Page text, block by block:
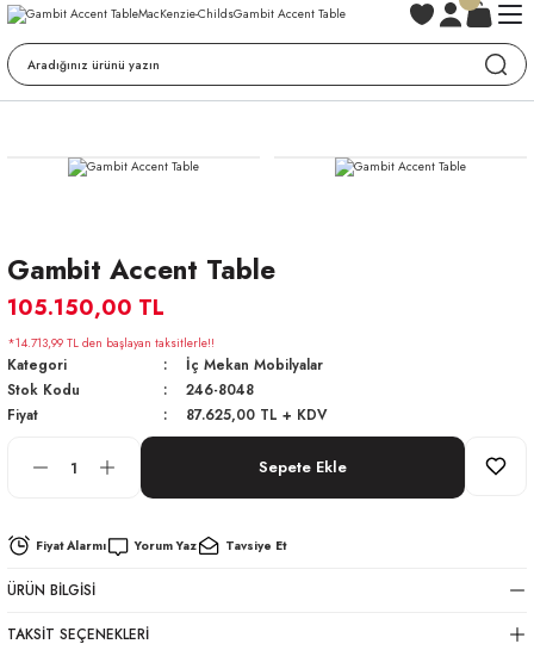
Gambit Accent Table
105.150,00 TL
*14.713,99 TL den başlayan taksitlerle!!
Kategori
İç Mekan Mobilyalar
Stok Kodu
246-8048
Fiyat
87.625,00 TL + KDV
Sepete Ekle
Fiyat Alarmı Yorum Yaz Tavsiye Et
ÜRÜN BILGISI
TAKSIT SEÇENEKLERI